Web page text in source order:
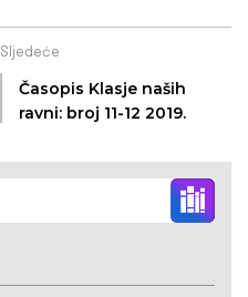
Sljedeće
Časopis Klasje naših
ravni: broj 11-12 2019.